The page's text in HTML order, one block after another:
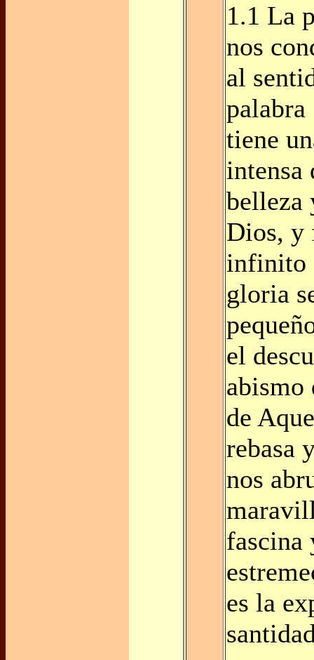
1.1 La
nos
al
tiene
intensa
belleza
Dios, y
infinito
gloria
el
abismo
de
rebasa
nos
fascina
es la